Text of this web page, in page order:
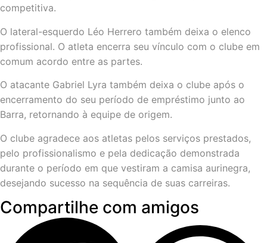
competitiva.
O lateral-esquerdo Léo Herrero também deixa o elenco
profissional. O atleta encerra seu vínculo com o clube em
comum acordo entre as partes.
O atacante Gabriel Lyra também deixa o clube após o
encerramento do seu período de empréstimo junto ao
Barra, retornando à equipe de origem.
O clube agradece aos atletas pelos serviços prestados,
pelo profissionalismo e pela dedicação demonstrada
durante o período em que vestiram a camisa aurinegra,
desejando sucesso na sequência de suas carreiras.
Compartilhe com amigos